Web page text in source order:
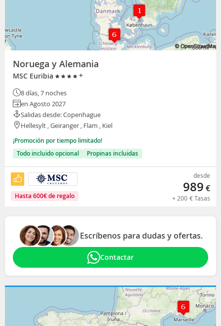
Noruega y Alemania
MSC Euribia +
8 días, 7 noches
en Agosto 2027
Salidas desde: Copenhague
Hellesylt , Geiranger , Flam , Kiel
¡Promoción por tiempo limitado!
Todo incluido opcional
Propinas incluidas
Hasta 600€de regalo
desde
989 €
+ 200 €Tasas
Escríbenos para dudas y ofertas.
Contactar